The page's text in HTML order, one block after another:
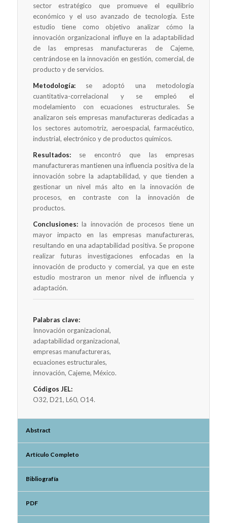
sector estratégico que promueve el equilibrio
económico y el uso avanzado de tecnología. Este
estudio tiene como objetivo analizar cómo la
innovación organizacional influye en la adaptabilidad
de las empresas manufactureras de Cajeme,
centrándose en la innovación en gestión, comercial, de
producto y de servicios.
Metodología:se adoptó una metodología
cuantitativa-correlacional y se empleó el
modelamiento con ecuaciones estructurales. Se
analizaron seis empresas manufactureras dedicadas a
los sectores automotriz, aeroespacial, farmacéutico,
industrial, electrónico y de productos químicos.
Resultados:se encontró que las empresas
manufactureras mantienen una influencia positiva de la
innovación sobre la adaptabilidad, y que tienden a
gestionar un nivel más alto en la innovación de
procesos, en contraste con la innovación de
productos.
Conclusiones:la innovación de procesos tiene un
mayor impacto en las empresas manufactureras,
resultando en una adaptabilidad positiva. Se propone
realizar futuras investigaciones enfocadas en la
innovación de producto y comercial, ya que en este
estudio mostraron un menor nivel de influencia y
adaptación.
Palabras clave:
Innovación organizacional,
adaptabilidad organizacional,
empresas manufactureras,
ecuaciones estructurales,
innovación, Cajeme, México.
Códigos JEL:
O32, D21, L60, O14.
Abstract
Artículo Completo
Bibliografía
PDF